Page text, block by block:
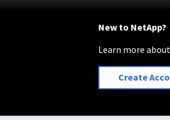
New to NetApp?
Learn more
Create